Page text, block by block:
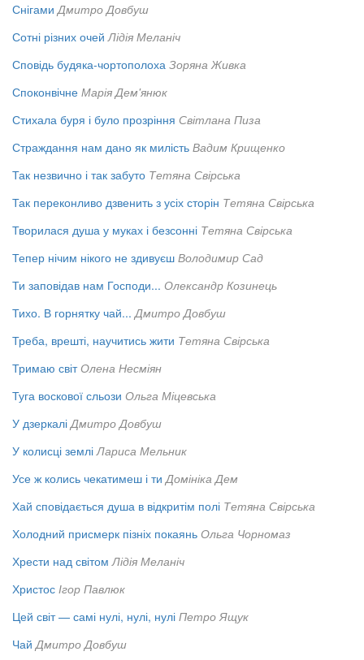
Снігами Дмитро Довбуш
Сотні різних очей Лідія Меланіч
Сповідь будяка-чортополоха Зоряна Живка
Споконвічне Марія Дем'янюк
Стихала буря і було прозріння Світлана Пиза
Страждання нам дано як милість Вадим Крищенко
Так незвично і так забуто Тетяна Свірська
Так переконливо дзвенить з усіх сторін Тетяна Свірська
Творилася душа у муках і безсонні Тетяна Свірська
Тепер нічим нікого не здивуєш Володимир Сад
Ти заповідав нам Господи... Олександр Козинець
Тихо. В горнятку чай... Дмитро Довбуш
Треба, врешті, научитись жити Тетяна Свірська
Тримаю світ Олена Несміян
Туга воскової сльози Ольга Міцевська
У дзеркалі Дмитро Довбуш
У колисці землі Лариса Мельник
Усе ж колись чекатимеш і ти Домініка Дем
Хай сповідається душа в відкритім полі Тетяна Свірська
Холодний присмерк пізніх покаянь Ольга Чорномаз
Хрести над світом Лідія Меланіч
Христос Ігор Павлюк
Цей світ — самі нулі, нулі, нулі Петро Ящук
Чай Дмитро Довбуш